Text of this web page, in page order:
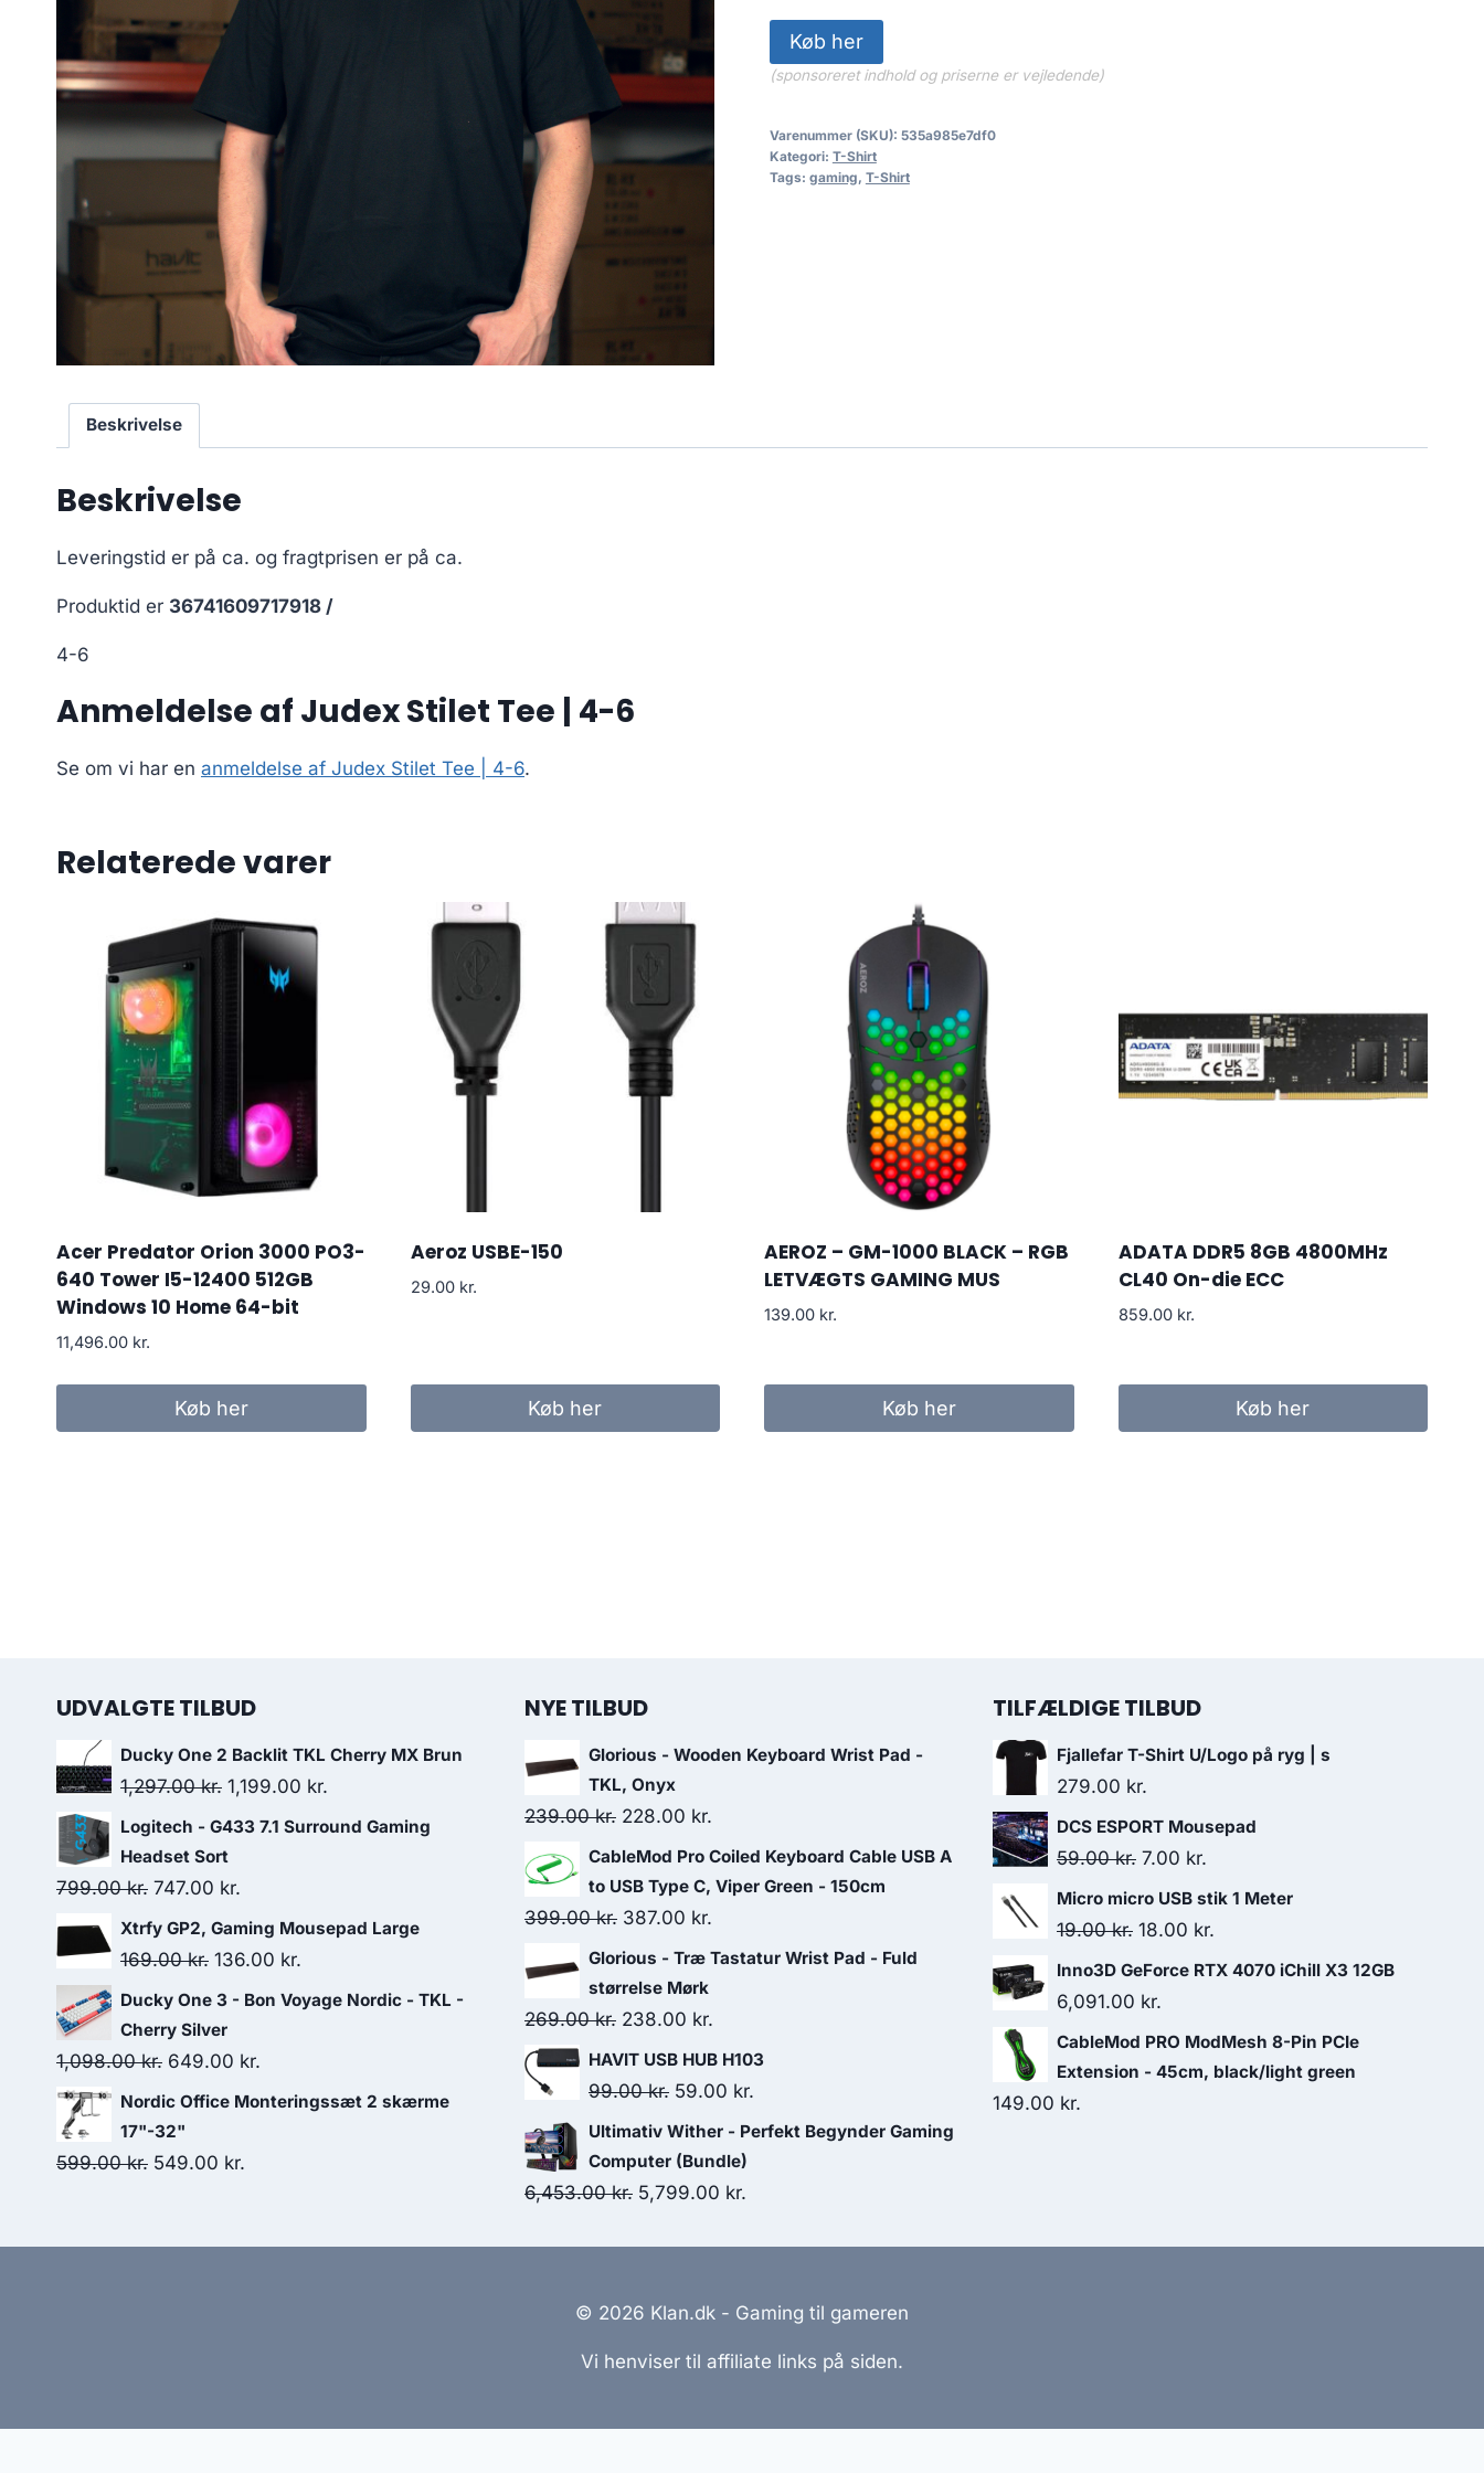
Køb her
(sponsoreret indhold og priserne er vejledende)
Varenummer (SKU): 535a985e7df0
Kategori: T-Shirt
Tags: gaming, T-Shirt
Beskrivelse
Beskrivelse
Leveringstid er på ca. og fragtprisen er på ca.
Produktid er 36741609717918 /
4-6
Anmeldelse af Judex Stilet Tee | 4-6
Se om vi har en anmeldelse af Judex Stilet Tee | 4-6.
Relaterede varer
Acer Predator Orion 3000 PO3-
640 Tower I5-12400 512GB
Windows 10 Home 64-bit
11,496.00 kr.
Køb her
Aeroz USBE-150
29.00 kr.
Køb her
AEROZ – GM-1000 BLACK – RGB
LETVÆGTS GAMING MUS
139.00 kr.
Køb her
ADATA DDR5 8GB 4800MHz
CL40 On-die ECC
859.00 kr.
Køb her
UDVALGTE TILBUD
Ducky One 2 Backlit TKL Cherry MX Brun
1,297.00kr. Original
price
was:
1,297.00 kr..
1,199.00 kr.
price
Logitech - G433 7.1 Surround Gaming
Headset Sort
799.00kr. Original
price
was:
747.00 kr.
price
is:
Xtrfy GP2, Gaming Mousepad Large
169.00kr. Original
price
was:
169.00 kr..
136.00 kr.
price
Ducky One 3 - Bon Voyage Nordic - TKL -
Cherry Silver
1,098.00kr. Original
price
was:
1,098.00 kr..
649.00 kr.
price
Nordic Office Monteringssæt 2 skærme
17"-32"
599.00kr. Original
549.00 kr.
NYE TILBUD
Glorious - Wooden Keyboard Wrist Pad -
TKL, Onyx
239.00kr. Original
price
was:
239.00 kr..
228.00 kr.
price
is:
CableMod Pro Coiled Keyboard Cable USB A
to USB Type C, Viper Green - 150cm
399.00kr. Original
price
was:
399.00 kr..
387.00 kr.
price
Glorious - Træ Tastatur Wrist Pad - Fuld
størrelse Mørk
269.00kr. Original
price
was:
238.00 kr.
price
is:
HAVIT USB HUB H103
99.00kr. Original
price
was:
99.00 kr..
59.00 kr.
price
Ultimativ Wither - Perfekt Begynder Gaming
Computer (Bundle)
6,453.00kr. Original
5,799.00 kr.
TILFÆLDIGE TILBUD
Fjallefar T-Shirt U/Logo på ryg | s
279.00 kr.
DCS ESPORT Mousepad
59.00kr. Original
price
was:
7.00 kr.
price
is:
Micro micro USB stik 1 Meter
19.00kr. Original
price
was:
18.00 kr.
price
Inno3D GeForce RTX 4070 iChill X3 12GB
6,091.00 kr.
CableMod PRO ModMesh 8-Pin PCIe
Extension - 45cm, black/light green
149.00 kr.
© 2026 Klan.dk - Gaming til gameren
Vi henviser til affiliate links på siden.